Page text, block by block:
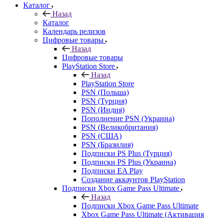
Каталог
Назад
Каталог
Календарь релизов
Цифровые товары
Назад
Цифровые товары
PlayStation Store
Назад
PlayStation Store
PSN (Польша)
PSN (Турция)
PSN (Индия)
Пополнение PSN (Украина)
PSN (Великобритания)
PSN (США)
PSN (Бразилия)
Подписки PS Plus (Турция)
Подписки PS Plus (Украина)
Подписки EA Play
Создание аккаунтов PlayStation
Подписки Xbox Game Pass Ultimate
Назад
Подписки Xbox Game Pass Ultimate
Xbox Game Pass Ultimate (Активация